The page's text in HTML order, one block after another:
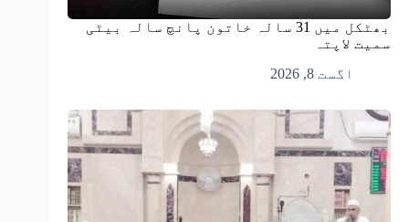
بھٹکل میں 31 سالہ خاتون پانچ سالہ بیٹی
سمیت لاپتہ
اگست 8, 2026